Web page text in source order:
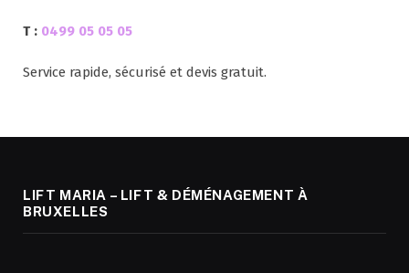
T : 0499 05 05 05
Service rapide, sécurisé et devis gratuit.
LIFT MARIA – LIFT & DÉMÉNAGEMENT À
BRUXELLES